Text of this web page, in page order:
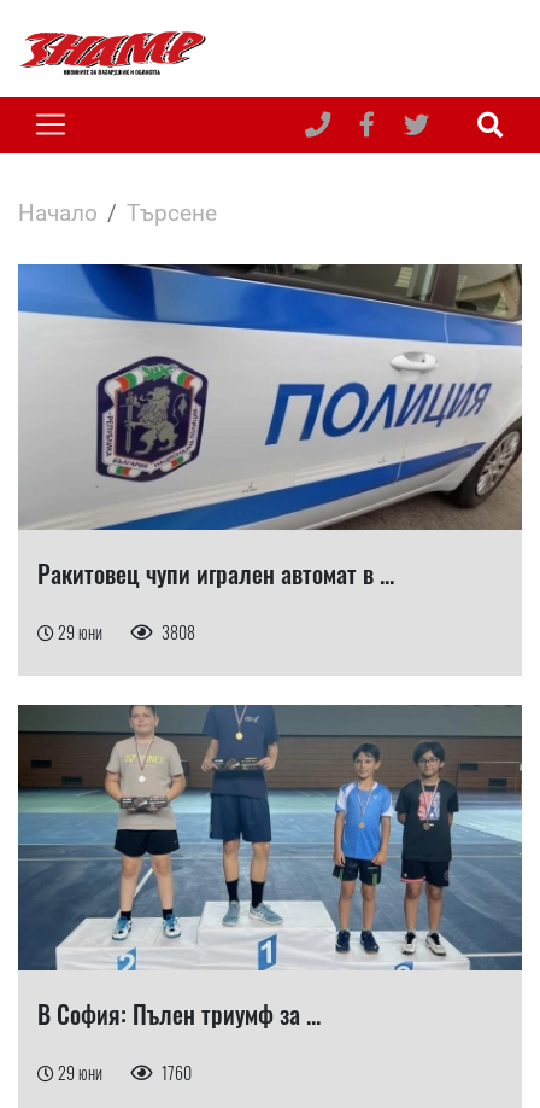
Начало Търсене
Ракитовец чупи игрален автомат в ...
29 юни 3808
В София: Пълен триумф за ...
29 юни 1760